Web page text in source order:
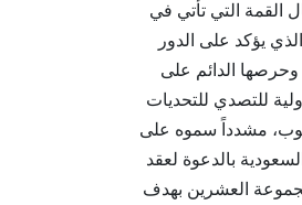
القمة التي تأتي في
يؤكد على الدور
وحرصها الدائم على
للتصدي للتحديات
مشدداً سموه على
بالدعوة لعقد
العشرين بهدف